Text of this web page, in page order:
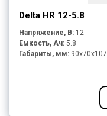
Delta HR 12-5.8
Напряжение, В: 12
Емкость, Ач: 5.8
Габариты, мм: 90x70x107